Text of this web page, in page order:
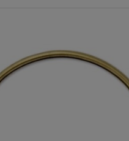
Πλέγματα